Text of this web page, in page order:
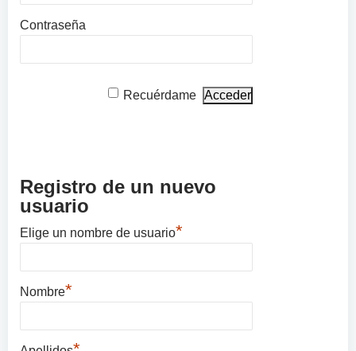
Contraseña
Recuérdame
Registro de un nuevo
usuario
Elige un nombre de usuario*
Nombre*